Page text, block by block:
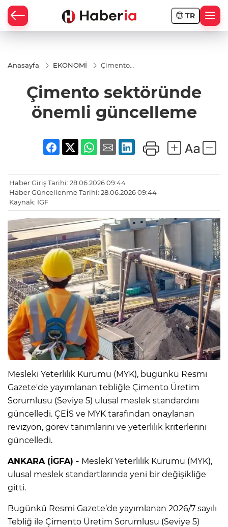
TR
Anasayfa EKONOMİ
Çimento
güncelleme
Çimento sektöründe
önemli güncelleme
Haber Giriş Tarihi: 28.06.2026 09:44
Haber Güncellenme Tarihi: 28.06.2026 09:44
Kaynak: IGF
Mesleki Yeterlilik Kurumu (MYK), bugünkü Resmi
Gazete'de yayımlanan tebliğle Çimento Üretim
Sorumlusu (Seviye 5) ulusal meslek standardını
güncelledi. ÇEİS ve MYK tarafından onaylanan
revizyon, görev tanımlarını ve yeterlilik kriterlerini
güncelledi.
ANKARA (İGFA) - Meslekî Yeterlilik Kurumu (MYK),
ulusal meslek standartlarında yeni bir değişikliğe
gitti.
Bugünkü Resmi Gazete’de yayımlanan 2026/7 sayılı
Tebliğ ile Çimento Üretim Sorumlusu (Seviye 5)